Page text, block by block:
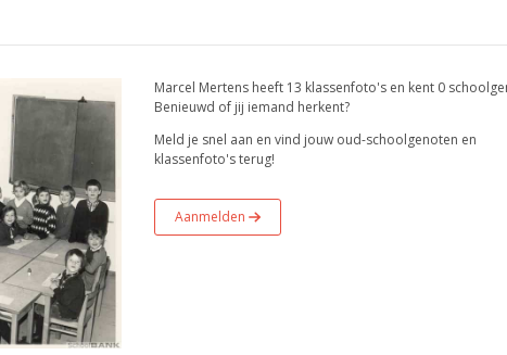
Marcel Mertens heeft 13 klassenfoto's en kent 0
Benieuwd of jij iemand herkent?
Meld je snel aan en vind jouw oud-schoolgenoten en
klassenfoto's terug!
Aanmelden